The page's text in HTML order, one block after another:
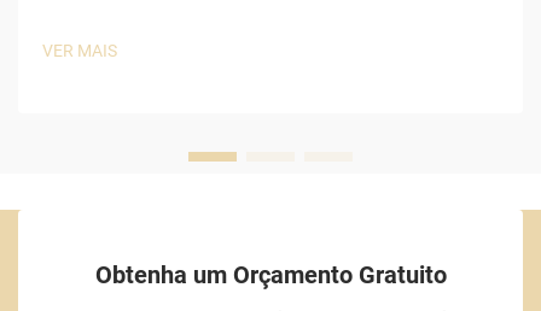
VER MAIS
Obtenha um Orçamento Gratuito